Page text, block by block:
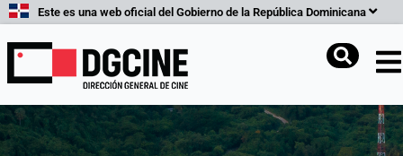
contenido
Este es una web oficial del Gobierno de la República Dominicana
Buscar